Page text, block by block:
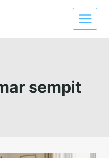
sempit